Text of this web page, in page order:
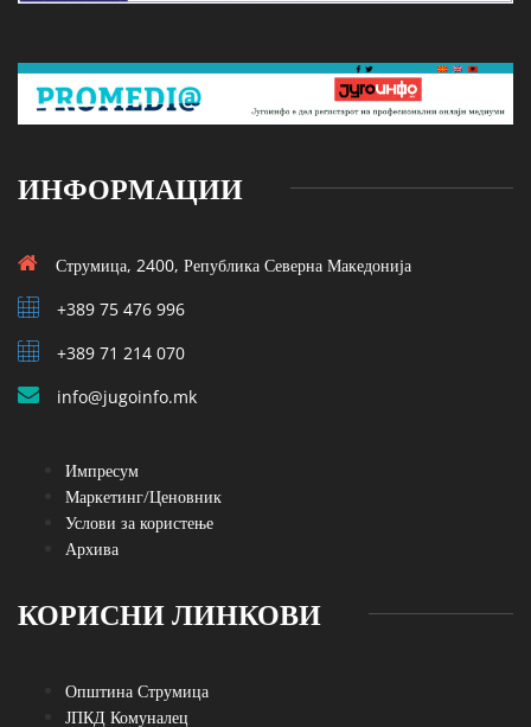
ИНФОРМАЦИИ
Струмица, 2400, Република Северна Македонија
+389 75 476 996
+389 71 214 070
info@jugoinfo.mk
Импресум
Маркетинг/Ценовник
Услови за користење
Архива
КОРИСНИ ЛИНКОВИ
Општина Струмица
ЈПКД Комуналец